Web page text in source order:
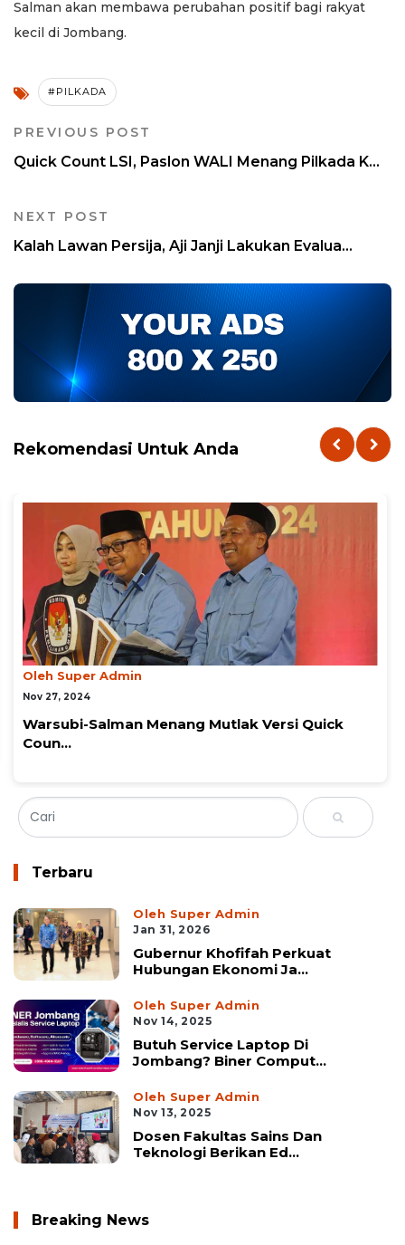
Salman akan membawa perubahan positif bagi rakyat
kecil di Jombang.
#PILKADA
PREVIOUS POST
Quick Count LSI, Paslon WALI Menang Pilkada K...
NEXT POST
Kalah Lawan Persija, Aji Janji Lakukan Evalua...
Rekomendasi Untuk Anda
Oleh Super Admin
Nov 27, 2024
Warsubi-Salman Menang Mutlak Versi Quick
Coun...
Terbaru
Oleh Super Admin
Jan 31, 2026
Gubernur Khofifah Perkuat
Hubungan Ekonomi Ja...
Oleh Super Admin
Nov 14, 2025
Butuh Service Laptop Di
Jombang? Biner Comput...
Oleh Super Admin
Nov 13, 2025
Dosen Fakultas Sains Dan
Teknologi Berikan Ed...
Breaking News